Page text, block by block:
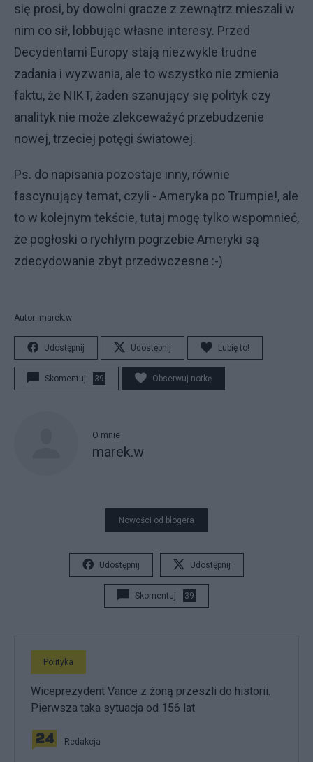
się prosi, by dowolni gracze z zewnątrz mieszali w
nim co sił, lobbując własne interesy. Przed
Decydentami Europy stają niezwykle trudne
zadania i wyzwania, ale to wszystko nie zmienia
faktu, że NIKT, żaden szanujący się polityk czy
analityk nie może zlekceważyć przebudzenie
nowej, trzeciej potęgi światowej.
Ps. do napisania pozostaje inny, równie
fascynujący temat, czyli - Ameryka po Trumpie!, ale
to w kolejnym tekście, tutaj mogę tylko wspomnieć,
że pogłoski o rychłym pogrzebie Ameryki są
zdecydowanie zbyt przedwczesne :-)
Autor: marek.w
Udostępnij Udostępnij Lubię to!
Skomentuj 39 Obserwuj notkę
O mnie
marek.w
Nowości od blogera
Udostępnij Udostępnij
Skomentuj 39
Polityka
Wiceprezydent Vance z żoną przeszli do historii.
Pierwsza taka sytuacja od 156 lat
Redakcja